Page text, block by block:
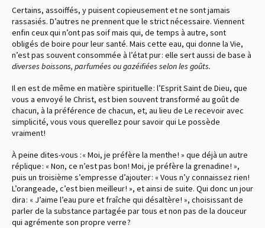
Certains, assoiffés, y puisent copieusement et ne sont jamais
rassasiés. D’autres ne prennent que le strict nécessaire. Viennent
enfin ceux qui n’ont pas soif mais qui, de temps à autre, sont
obligés de boire pour leur santé. Mais cette eau, qui donne la Vie,
n’est pas souvent consommée à l’état pur : elle sert aussi de base à
diverses boissons, parfumées ou gazéifiées selon les goûts.
Il en est de même en matière spirituelle : l’Esprit Saint de Dieu, que
vous a envoyé le Christ, est bien souvent transformé au goût de
chacun, à la préférence de chacun, et, au lieu de Le recevoir avec
simplicité, vous vous querellez pour savoir qui Le possède
vraiment !
À peine dites-vous : « Moi, je préfère la menthe ! » que déjà un autre
réplique : « Non, ce n’est pas bon ! Moi, je préfère la grenadine ! »,
puis un troisième s’empresse d’ajouter : « Vous n’y connaissez rien !
L’orangeade, c’est bien meilleur ! », et ainsi de suite. Qui donc un jour
dira : « J’aime l’eau pure et fraîche qui désaltère ! », choisissant de
parler de la substance partagée par tous et non pas de la douceur
qui agrémente son propre verre ?